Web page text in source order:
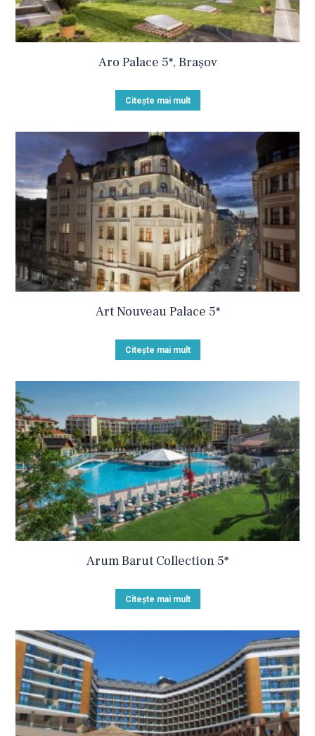
Aro Palace 5*, Brașov
Citește mai mult
Art Nouveau Palace 5*
Citește mai mult
Arum Barut Collection 5*
Citește mai mult